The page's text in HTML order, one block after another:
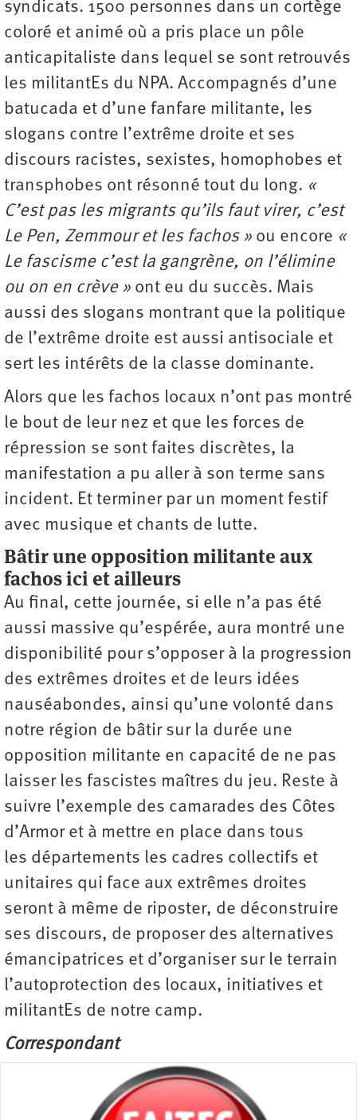
syndicats. 1500 personnes dans un cortège
coloré et animé où a pris place un pôle
anticapitaliste dans lequel se sont retrouvés
les militantEs du NPA. Accompagnés d’une
batucada et d’une fanfare militante, les
slogans contre l’extrême droite et ses
discours racistes, sexistes, homophobes et
transphobes ont résonné tout du long. «
C’est pas les migrants qu’ils faut virer, c’est
Le Pen, Zemmour et les fachos » ou encore «
Le fascisme c’est la gangrène, on l’élimine
ou on en crève » ont eu du succès. Mais
aussi des slogans montrant que la politique
de l’extrême droite est aussi antisociale et
sert les intérêts de la classe dominante.
Alors que les fachos locaux n’ont pas montré
le bout de leur nez et que les forces de
répression se sont faites discrètes, la
manifestation a pu aller à son terme sans
incident. Et terminer par un moment festif
avec musique et chants de lutte.
Bâtir une opposition militante aux
fachos ici et ailleurs
Au final, cette journée, si elle n’a pas été
aussi massive qu’espérée, aura montré une
disponibilité pour s’opposer à la progression
des extrêmes droites et de leurs idées
nauséabondes, ainsi qu’une volonté dans
notre région de bâtir sur la durée une
opposition militante en capacité de ne pas
laisser les fascistes maîtres du jeu. Reste à
suivre l’exemple des camarades des Côtes
d’Armor et à mettre en place dans tous
les départements les cadres collectifs et
unitaires qui face aux extrêmes droites
seront à même de riposter, de déconstruire
ses discours, de proposer des alternatives
émancipatrices et d’organiser sur le terrain
l’autoprotection des locaux, initiatives et
militantEs de notre camp.
Correspondant